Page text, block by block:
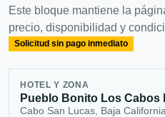
Este bloque mantiene la
precio, disponibilidad y
Solicitud sin pago inmediato
HOTEL Y ZONA
Pueblo Bonito Los Cabos
Cabo San Lucas, Baja